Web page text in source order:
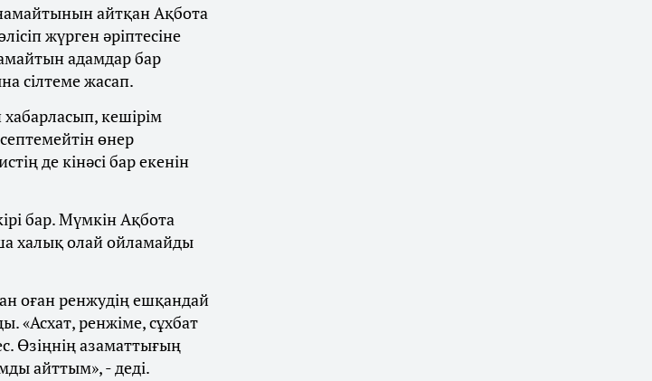
айтқан Ақбота
жүрген әріптесіне
адамдар бар
сілтеме жасап.
хабарласып, кешірім
өнер
де кінәсі бар екенін
бар. Мүмкін Ақбота
халық олай ойламайды
оған ренжудің ешқандай
«Асхат, ренжіме, сұхбат
Өзіңнің азаматтығың
айттым», - деді.